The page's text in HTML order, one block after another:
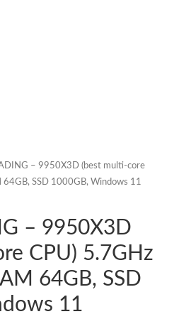
– 9950X3D (best multi-core
SSD 1000GB, Windows 11
– 9950X3D
CPU) 5.7GHz
64GB, SSD
11